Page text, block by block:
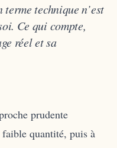
technique n’est
Ce qui compte,
réel et sa
prudente
quantité, puis à